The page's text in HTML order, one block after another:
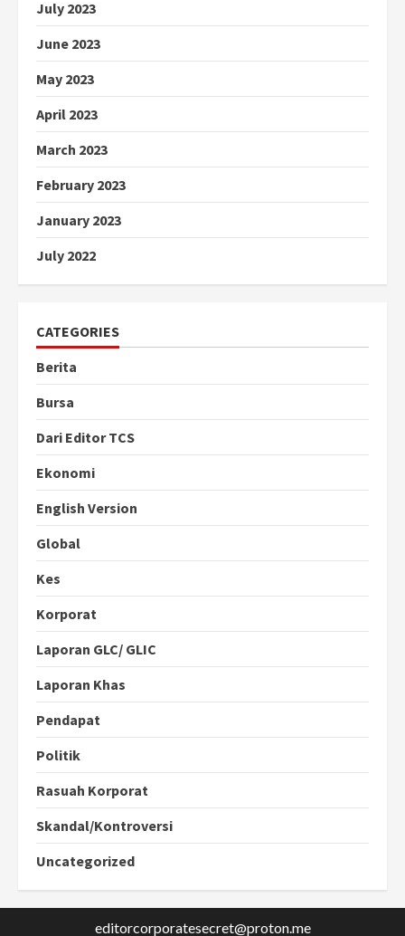
July 2023
June 2023
May 2023
April 2023
March 2023
February 2023
January 2023
July 2022
CATEGORIES
Berita
Bursa
Dari Editor TCS
Ekonomi
English Version
Global
Kes
Korporat
Laporan GLC/ GLIC
Laporan Khas
Pendapat
Politik
Rasuah Korporat
Skandal/Kontroversi
Uncategorized
editorcorporatesecret@proton.me